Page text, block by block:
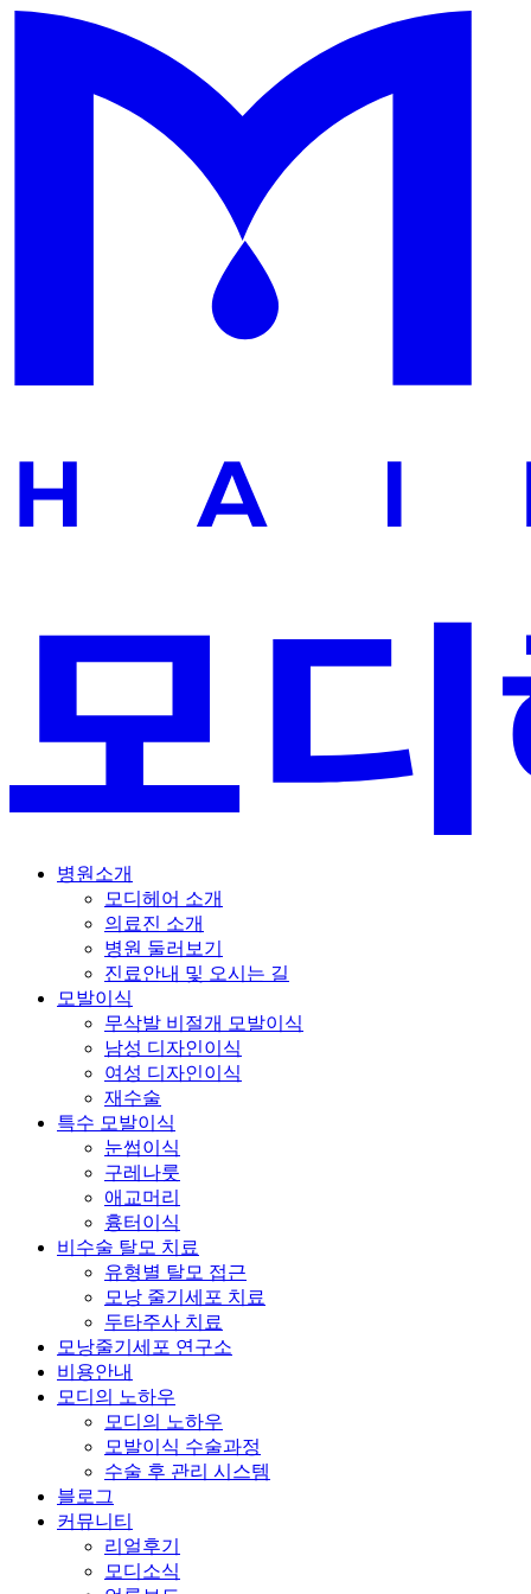
병원소개
모디헤어 소개
의료진 소개
병원 둘러보기
진료안내 및 오시는 길
모발이식
무삭발 비절개 모발이식
남성 디자인이식
여성 디자인이식
재수술
특수 모발이식
눈썹이식
구레나룻
애교머리
흉터이식
비수술 탈모 치료
유형별 탈모 접근
모낭 줄기세포 치료
두타주사 치료
모낭줄기세포 연구소
비용안내
모디의 노하우
모디의 노하우
모발이식 수술과정
수술 후 관리 시스템
블로그
커뮤니티
리얼후기
모디소식